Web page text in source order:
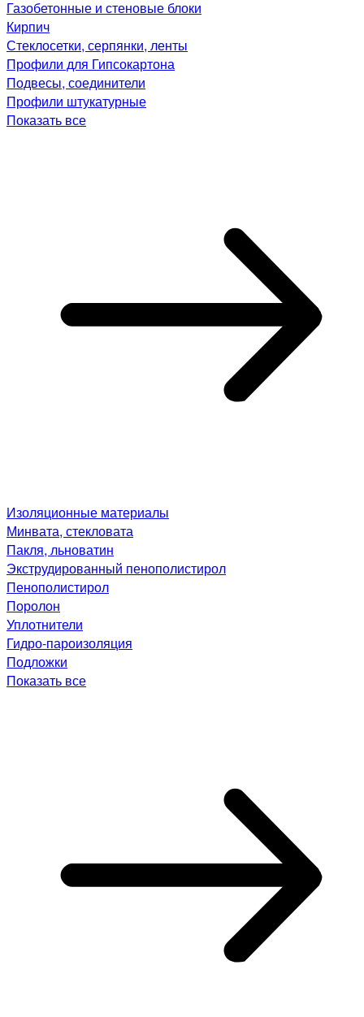
Газобетонные и стеновые блоки
Кирпич
Стеклосетки, серпянки, ленты
Профили для Гипсокартона
Подвесы, соединители
Профили штукатурные
Показать все
Изоляционные материалы
Минвата, стекловата
Пакля, льноватин
Экструдированный пенополистирол
Пенополистирол
Поролон
Уплотнители
Гидро-пароизоляция
Подложки
Показать все